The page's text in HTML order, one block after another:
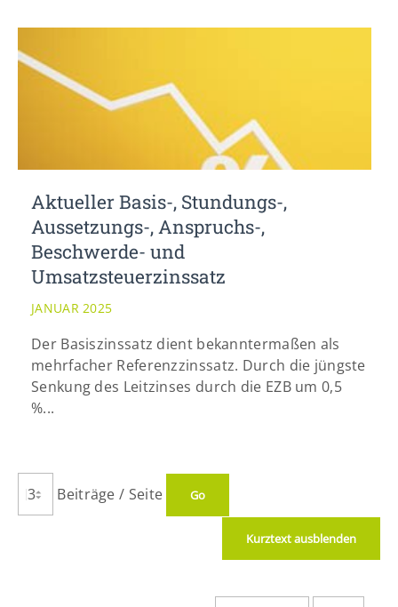
Aktueller Basis-, Stundungs-,
Aussetzungs-, Anspruchs-,
Beschwerde- und
Umsatzsteuerzinssatz
JANUAR 2025
Der Basiszinssatz dient bekanntermaßen als
mehrfacher Referenzzinssatz. Durch die jüngste
Senkung des Leitzinses durch die EZB um 0,5
%...
Beiträge / Seite
Kurztext ausblenden